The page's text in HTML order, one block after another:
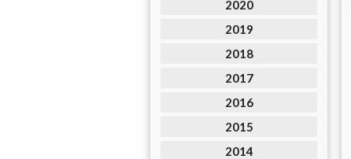
2020
2019
2018
2017
2016
2015
2014